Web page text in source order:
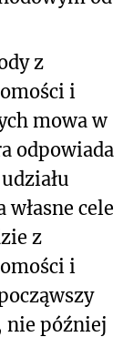
z
i
mowa w
odpowiada
cele
z
i
nie później